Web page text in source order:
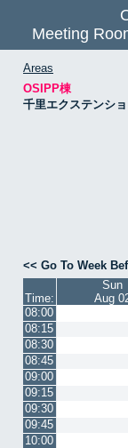
Meeting
Areas
OSIPP棟
千里エクステンシ
<< Go To Week
Time:
Sun
Aug
08:00
08:15
08:30
08:45
09:00
09:15
09:30
09:45
10:00